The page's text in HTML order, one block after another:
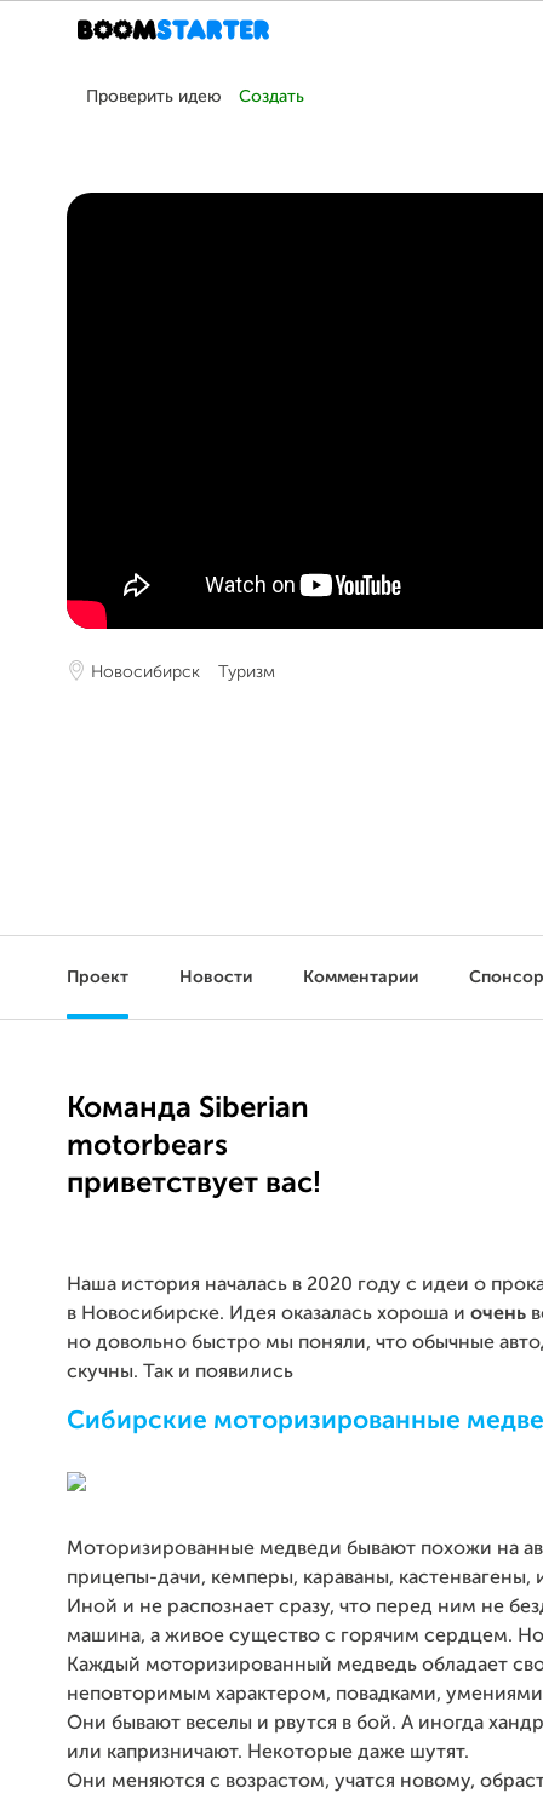
Проверить идею Создать
Новосибирск Туризм
Проект Новости Комментарии
Команда Siberian
motorbears
приветствует вас!
Наша история началась в 2020 году с идеи о
в Новосибирске. Идея оказалась хороша и очень
но довольно быстро мы поняли, что обычные
скучны. Так и появились
Сибирские моторизированные
Моторизированные медведи бывают похожи на
прицепы-дачи, кемперы, караваны, кастенвагены,
Иной и не распознает сразу, что перед ним не
машина, а живое существо с горячим сердцем.
Каждый моторизированный медведь обладает
неповторимым характером, повадками,
Они бывают веселы и рвутся в бой. А иногда
или капризничают. Некоторые даже шутят.
Они меняются с возрастом, учатся новому,